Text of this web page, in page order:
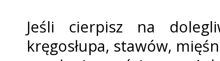
Jeśli cierpisz na
kręgosłupa, stawów,